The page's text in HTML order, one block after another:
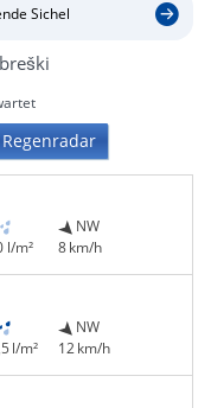
Sichel
Regenradar
l/m²
NW
8 km/h
l/m²
NW
12 km/h